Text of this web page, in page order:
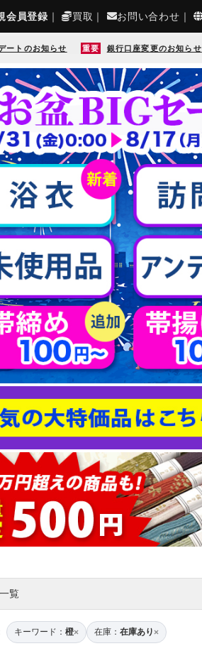
会員登録 ｜ 買取 ｜ お問い合わせ ｜
ートのお知らせ 重要 銀行口座変更のお知らせ
覧
キーワード： 橙× 在庫： 在庫あり×